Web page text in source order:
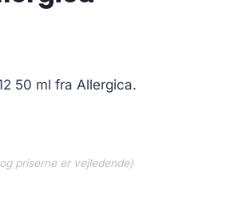
50 ml fra Allergica.
priserne er vejledende)